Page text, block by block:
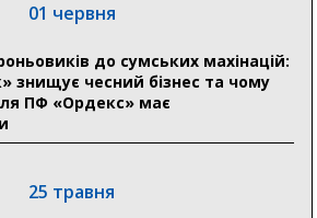
04 серпня
спрямував 0,2 млрд грн
виплати та підтримку
03 серпня
01 червня
до сумських махінацій:
знищує чесний бізнес та чому
ПФ «Ордекс» має
25 травня